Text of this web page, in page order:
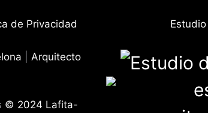
de Privacidad
Arquitecto
© 2024 Lafita-